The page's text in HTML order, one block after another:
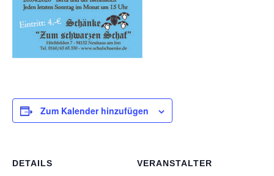
Zum Kalender hinzufügen
DETAILS VERANSTALTER